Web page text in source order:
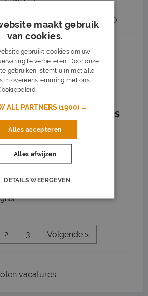
(28 km)
tot 2.799 24 - 40 uur MBO
(28 km)
tot 3.300 36 uur MBO
Medewerker Dock Audit UPS
Apeldoorn (13 km)
20 uur
2 3 Volgende >
vacatures
maakt gebruik
van cookies.
gebruikt cookies om uw
te verbeteren. Door onze
gebruiken, stemt u in met alle
in overeenstemming met ons
ALL PARTNERS(1900) →
Alles accepteren
Alles afwijzen
DETAILS WEERGEVEN